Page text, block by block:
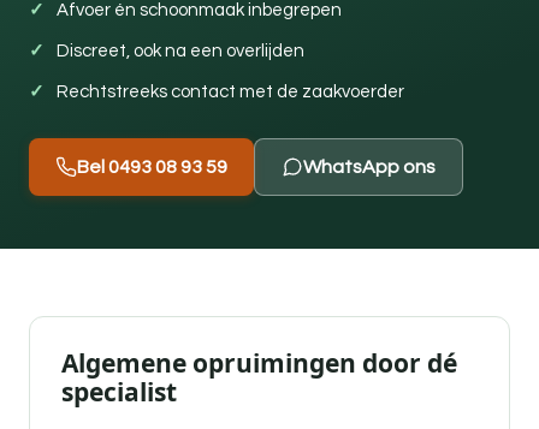
Afvoer én schoonmaak inbegrepen
Discreet, ook na een overlijden
Rechtstreeks contact met de zaakvoerder
Bel 0493 08 93 59 WhatsApp ons
Algemene opruimingen door dé
specialist